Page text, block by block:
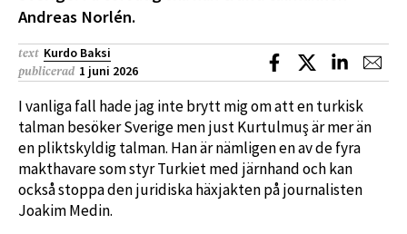
Andreas Norlén.
text Kurdo Baksi
publicerad 1 juni 2026
Dela på Facebook
Dela på XDela på
I vanliga fall hade jag inte brytt mig om att en turkisk
talman besöker Sverige men just Kurtulmuş är mer än
en pliktskyldig talman. Han är nämligen en av de fyra
makthavare som styr Turkiet med järnhand och kan
också stoppa den juridiska häxjakten på journalisten
Joakim Medin.